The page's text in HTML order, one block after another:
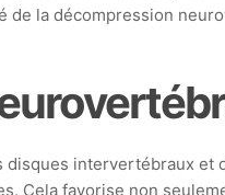
de la décompression
intervertébraux et
Cela favorise non